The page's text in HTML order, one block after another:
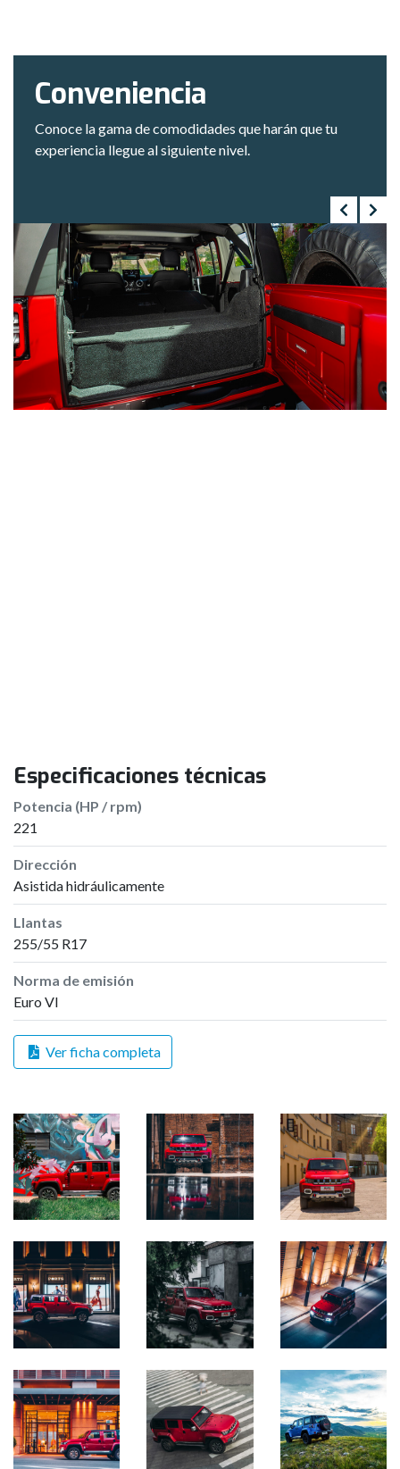
Conveniencia
Conoce la gama de comodidades que harán que tu
experiencia llegue al siguiente nivel.
Especificaciones técnicas
Potencia (HP / rpm)
221
Dirección
Asistida hidráulicamente
Llantas
255/55 R17
Norma de emisión
Euro VI
Ver ficha completa